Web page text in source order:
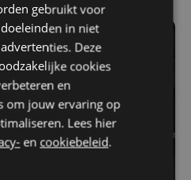
gebruikt voor
in niet
Deze
cookies
en
om jouw ervaring op
Lees hier
en cookiebeleid.